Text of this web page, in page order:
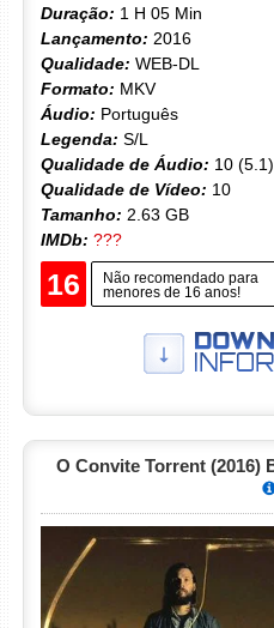
Duração: 1 H 05 Min
Lançamento: 2016
Qualidade: WEB-DL
Formato: MKV
Áudio: Português
Legenda: S/L
Qualidade de Áudio: 10 (5.1)
Qualidade de Vídeo: 10
Tamanho: 2.63 GB
IMDb: ???
16
Não recomendado para
menores de 16 anos!
O Convite Torrent (2016)